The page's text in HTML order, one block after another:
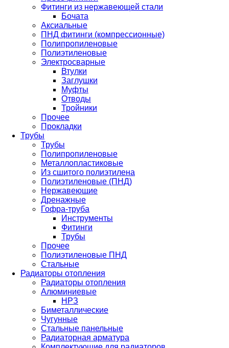
Фитинги из нержавеющей стали
Бочата
Аксиальные
ПНД фитинги (компрессионные)
Полипропиленовые
Полиэтиленовые
Электросварные
Втулки
Заглушки
Муфты
Отводы
Тройники
Прочее
Прокладки
Трубы
Трубы
Полипропиленовые
Металлопластиковые
Из сшитого полиэтилена
Полиэтиленовые (ПНД)
Нержавеющие
Дренажные
Гофра-труба
Инструменты
Фитинги
Трубы
Прочее
Полиэтиленовые ПНД
Стальные
Радиаторы отопления
Радиаторы отопления
Алюминиевые
НРЗ
Биметаллические
Чугунные
Стальные панельные
Радиаторная арматура